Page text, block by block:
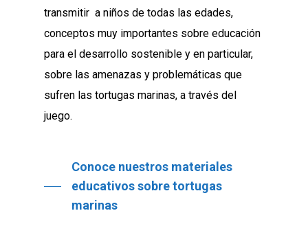
transmitir a niños de todas las edades,
conceptos muy importantes sobre educación
para el desarrollo sostenible y en particular,
sobre las amenazas y problemáticas que
sufren las tortugas marinas, a través del
juego.
Conoce nuestros materiales
educativos sobre tortugas
marinas